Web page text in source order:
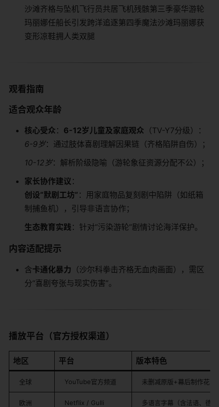
沙滩齐格与坠机飞行员共居飞机残骸第三季豪华游轮
玛丽娜任船长引发跨洋追逐第四季魔法沙滩玛丽娜获
变形凉鞋拥人类双腿
​观看指南​
​适合观众年龄​
​核心受众​ ​：​ ​6-12岁儿童及家庭观众​ ​（TV-Y7分级）：
6-9岁：通过肢体喜剧理解因果链（齐格陷阱自伤）；
10-12岁：解析阶级隐喻（游轮象征资源分配不公）；
​家长协作建议​ ​：
​创设“默剧工坊”​ ​：用家庭物品复刻剧中陷阱（如纸箱
制捕鱼机），引导非语言协作；
​生态教育实践​ ​：针对“污染游轮”剧情讨论海洋保护。
​内容适配提示​
含​​卡通化暴力​ ​（沙尔科拳击齐格无血肉画面），需区
分“喜剧夸张与现实伤害”。
​播放平台（官方授权渠道）​
​地区​ ​平台​ ​版本特色​
全球 YouTube官方频道 未删减原版+幕后制作花絮
欧洲 Netflix / Gulli 多语言字幕（含法语、德